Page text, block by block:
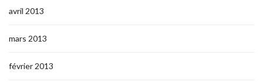
avril 2013
mars 2013
février 2013